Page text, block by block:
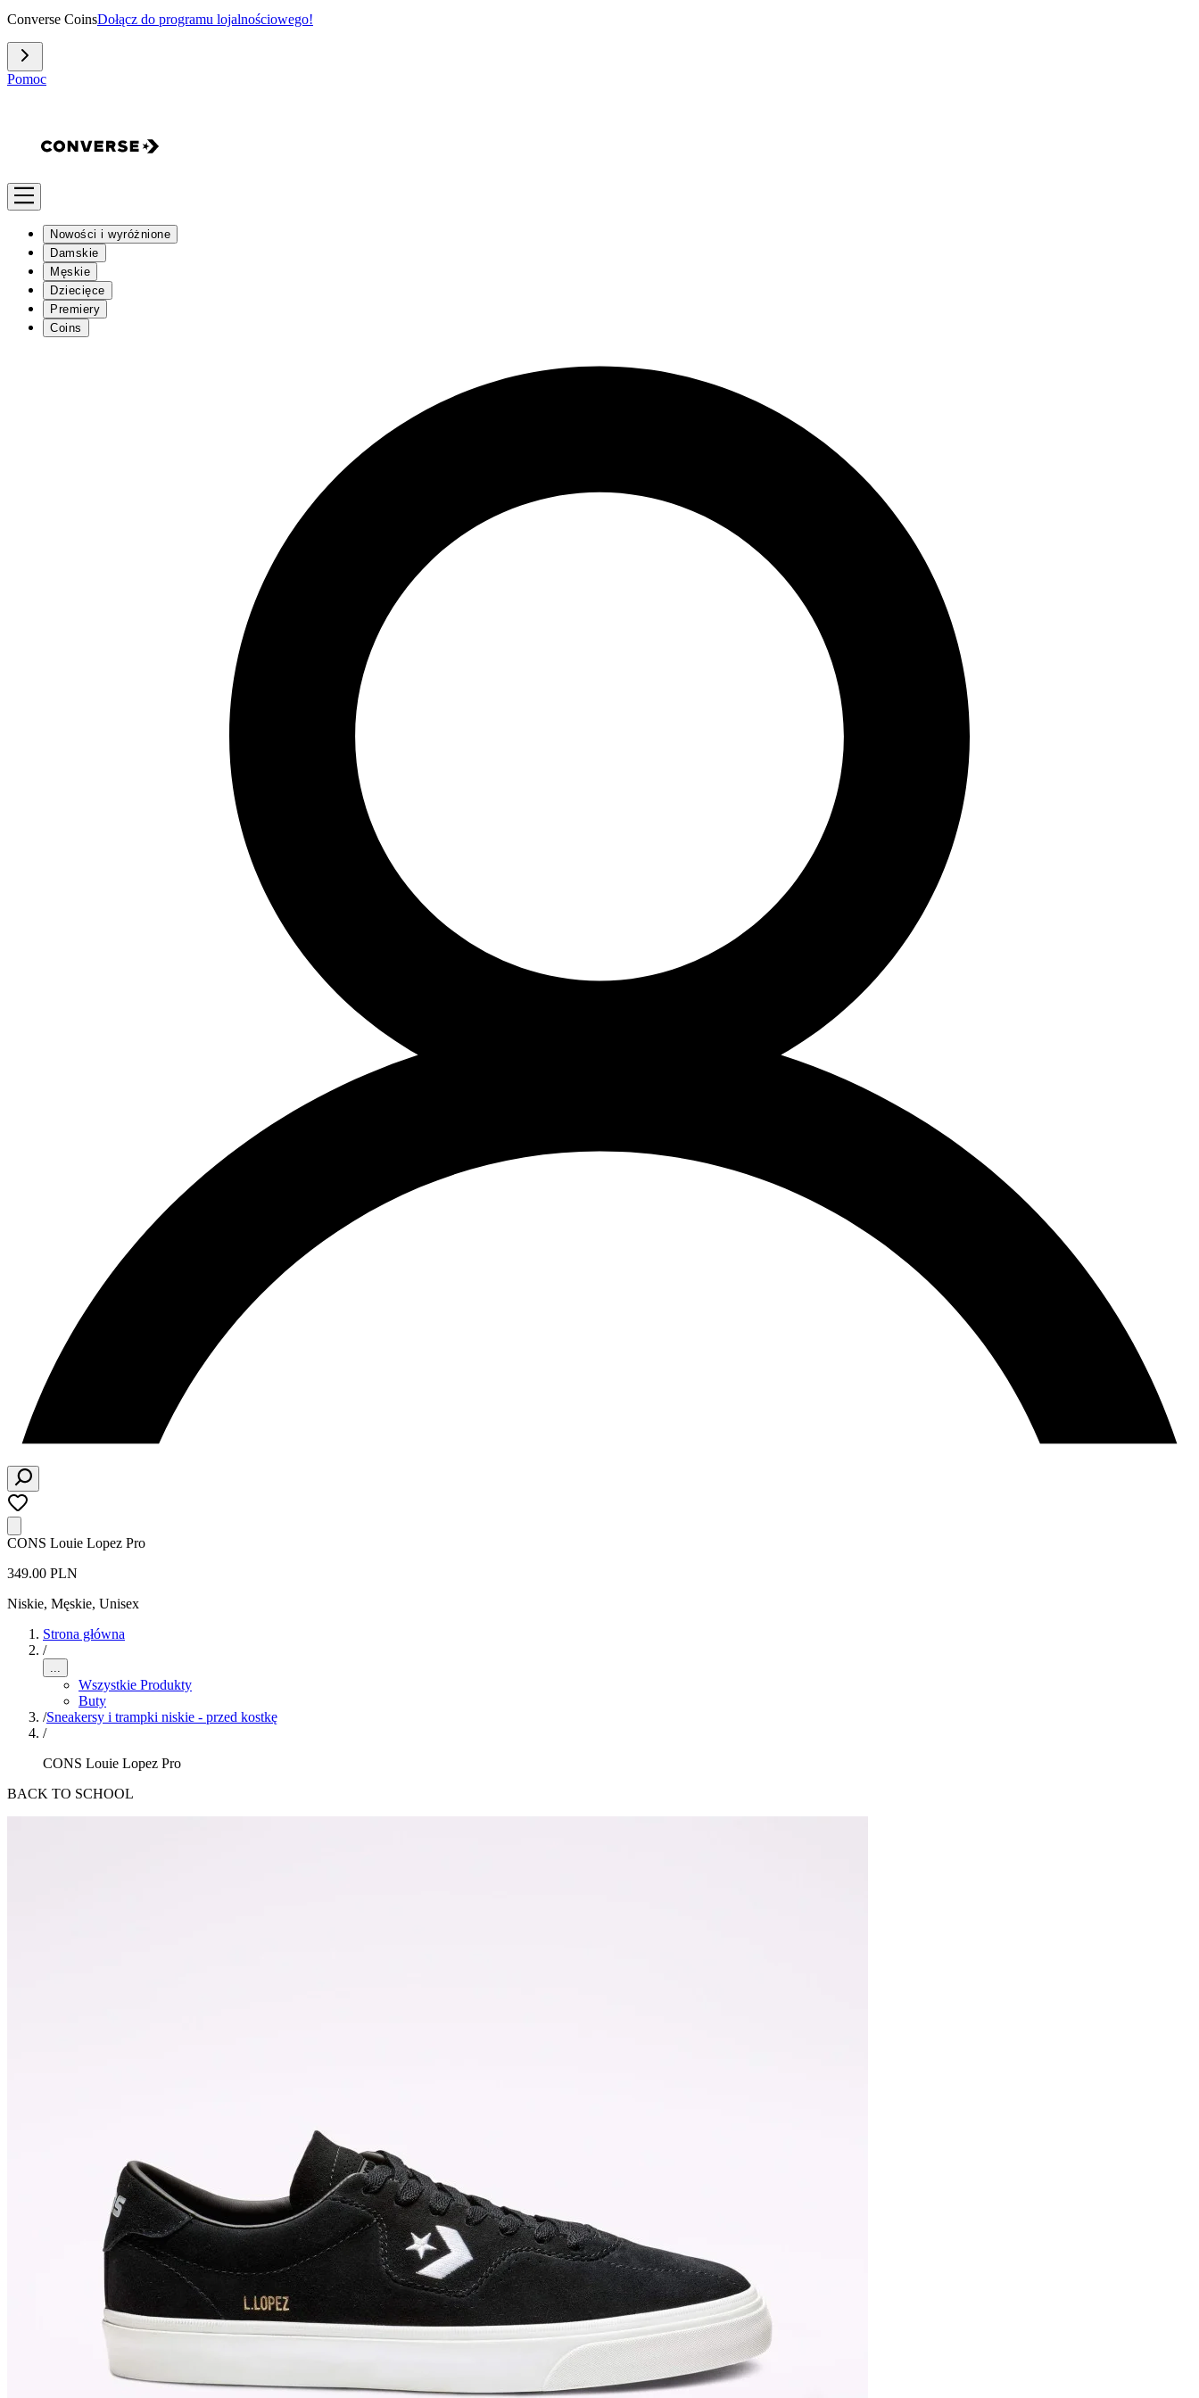
Converse CoinsDołącz do programu lojalnościowego!
Pomoc
Nowości i wyróżnione
Damskie
Męskie
Dziecięce
Premiery
Coins
CONS Louie Lopez Pro
349.00 PLN
Niskie, Męskie, Unisex
Strona główna
/
...
Wszystkie Produkty
Buty
/Sneakersy i trampki niskie - przed kostkę
/
CONS Louie Lopez Pro
BACK TO SCHOOL